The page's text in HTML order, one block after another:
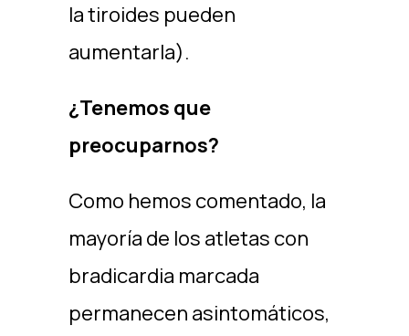
la tiroides pueden
aumentarla).
¿Tenemos que
preocuparnos?
Como hemos comentado, la
mayoría de los atletas con
bradicardia marcada
permanecen asintomáticos,